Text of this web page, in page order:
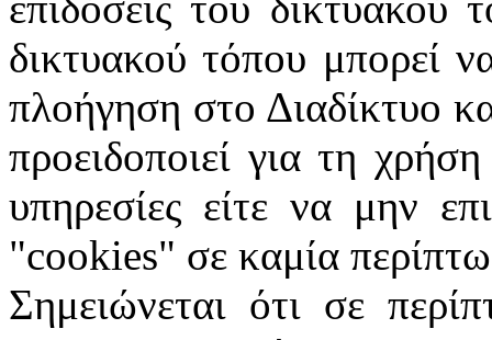
δικτυακού τόπου μπορεί
πλοήγηση στο Διαδίκτυο
προειδοποιεί για τη
υπηρεσίες είτε να μην
"cookies" σε καμία
Σημειώνεται ότι σε